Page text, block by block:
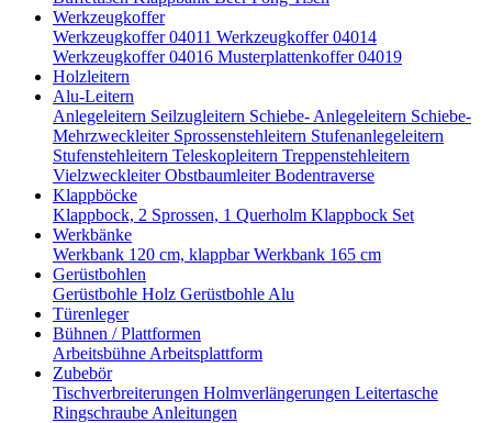
Werkzeugkoffer
Werkzeugkoffer 04011 Werkzeugkoffer 04014
Werkzeugkoffer 04016 Musterplattenkoffer 04019
Holzleitern
Alu-Leitern
Anlegeleitern Seilzugleitern Schiebe- Anlegeleitern Schiebe-
Mehrzweckleiter Sprossenstehleitern Stufenanlegeleitern
Stufenstehleitern Teleskopleitern Treppenstehleitern
VielzweckleiterObstbaumleiterBodentraverse
Klappböcke
Klappbock, 2 Sprossen, 1 Querholm Klappbock Set
Werkbänke
Werkbank 120 cm, klappbarWerkbank 165 cm
Gerüstbohlen
Gerüstbohle Holz Gerüstbohle Alu
Türenleger
Bühnen / Plattformen
Arbeitsbühne Arbeitsplattform
Zubebör
Tischverbreiterungen Holmverlängerungen Leitertasche
Ringschraube Anleitungen